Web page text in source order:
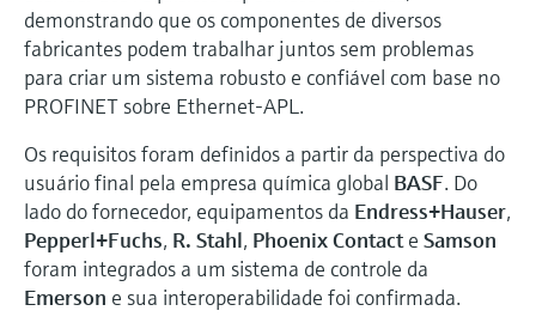
demonstrando que os componentes de diversos
fabricantes podem trabalhar juntos sem problemas
para criar um sistema robusto e confiável com base no
PROFINET sobre Ethernet-APL.
Os requisitos foram definidos a partir da perspectiva do
usuário final pela empresa química global BASF. Do
lado do fornecedor, equipamentos da Endress+Hauser,
Pepperl+Fuchs, R. Stahl, Phoenix Contacte Samson
foram integrados a um sistema de controle da
Emerson e sua interoperabilidade foi confirmada.